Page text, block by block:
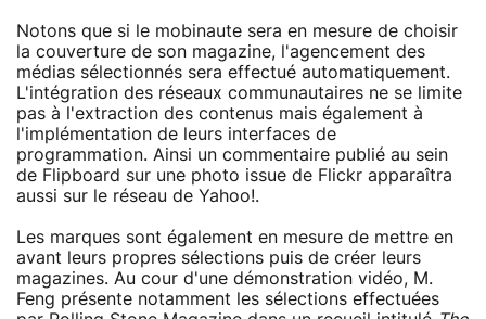
Notons que si le mobinaute sera en mesure de choisir
la couverture de son magazine, l'agencement des
médias sélectionnés sera effectué automatiquement.
L'intégration des réseaux communautaires ne se limite
pas à l'extraction des contenus mais également à
l'implémentation de leurs interfaces de
programmation. Ainsi un commentaire publié au sein
de Flipboard sur une photo issue de Flickr apparaîtra
aussi sur le réseau de Yahoo!.
Les marques sont également en mesure de mettre en
avant leurs propres sélections puis de créer leurs
magazines. Au cour d'une démonstration vidéo, M.
Feng présente notamment les sélections effectuées